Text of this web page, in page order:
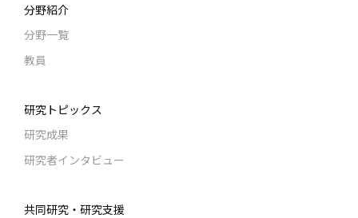
分野紹介
分野一覧
教員
研究トピックス
研究成果
研究者インタビュー
共同研究・研究支援